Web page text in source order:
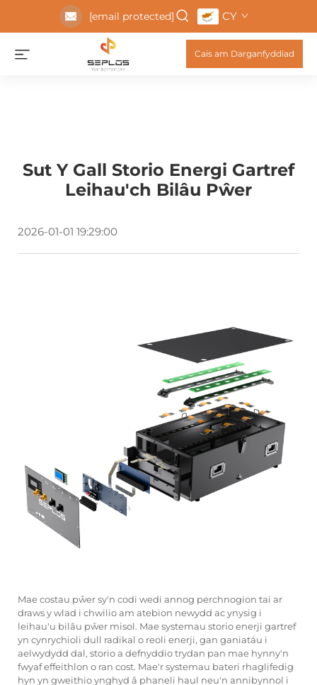
[email protected] CY
Cais am Darganfyddiad
Sut Y Gall Storio Energi Gartref
Leihau'ch Bilâu Pŵer
2026-01-01 19:29:00
Mae costau pŵer sy'n codi wedi annog perchnogion tai ar
draws y wlad i chwilio am atebion newydd ac ynysig i
leihau'u bilâu pŵer misol. Mae systemau storio enerji gartref
yn cynrychioli dull radikal o reoli enerji, gan ganiatáu i
aelwydydd dal, storio a defnyddio trydan pan mae hynny'n
fwyaf effeithlon o ran cost. Mae'r systemau bateri rhaglifedig
hyn yn gweithio ynghyd â phaneli haul neu'n annibynnol i